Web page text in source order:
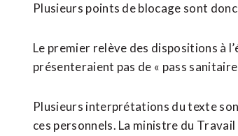
Plusieurs points de blocage sont
Le premier relève des dispositions à
présenteraient pas de « pass
Plusieurs interprétations du texte
ces personnels. La ministre du